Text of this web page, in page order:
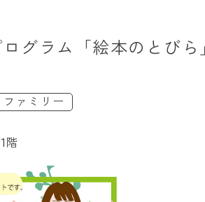
グラム「絵本のとび
ファミリー
階